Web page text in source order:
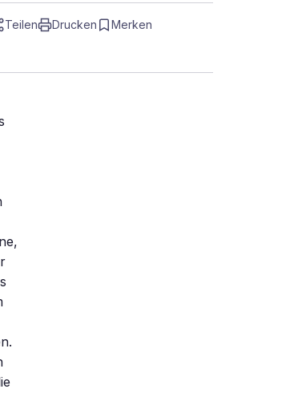
Teilen Drucken Merken